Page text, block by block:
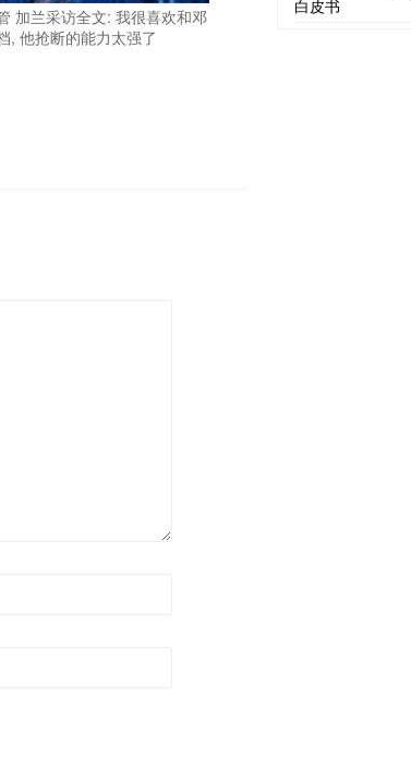
加兰采访全文: 我很喜欢和邓
, 他抢断的能力太强了
白皮书